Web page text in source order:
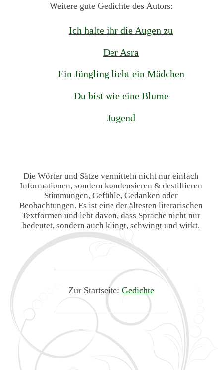
Weitere gute Gedichte des Autors:
Ich halte ihr die Augen zu
Der Asra
Ein Jüngling liebt ein Mädchen
Du bist wie eine Blume
Jugend
Die Wörter und Sätze vermitteln nicht nur einfach
Informationen, sondern kondensieren & destillieren
Stimmungen, Gefühle, Gedanken oder
Beobachtungen. Es ist eine der ältesten literarischen
Textformen und lebt davon, dass Sprache nicht nur
bedeutet, sondern auch klingt, schwingt und wirkt.
Zur Startseite: Gedichte